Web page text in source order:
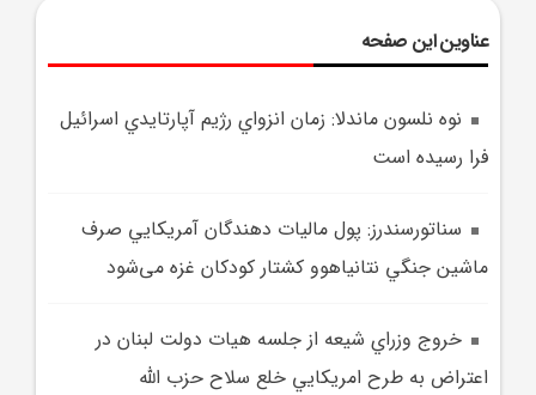
عناوین این صفحه
نوه نلسون ماندلا: زمان انزواي رژيم آپارتايدي اسرائيل
فرا رسيده‌ است
سناتورسندرز: پول ماليات دهندگان آمريکايي صرف
ماشين جنگي نتانياهوو کشتار کودکان غزه می‌شود
خروج وزراي شيعه از جلسه هيات دولت لبنان در
اعتراض به طرح امريکايي خلع سلاح حزب الله